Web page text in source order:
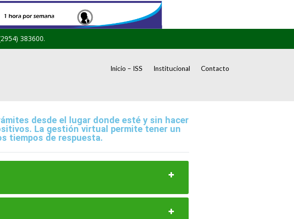
383600.
Inicio – ISS Institucional Contacto
desde el lugar donde esté y sin hacer
La gestión virtual permite tener un
tiempos de respuesta.